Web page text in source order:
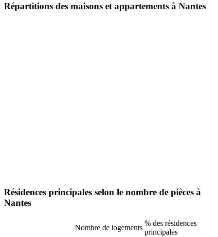
Répartitions des maisons et appartements à Nantes
Résidences principales selon le nombre de pièces à
Nantes
Nombre de logements
% des résidences
principales